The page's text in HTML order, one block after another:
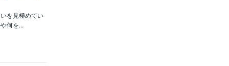
を見極めてい
何を...